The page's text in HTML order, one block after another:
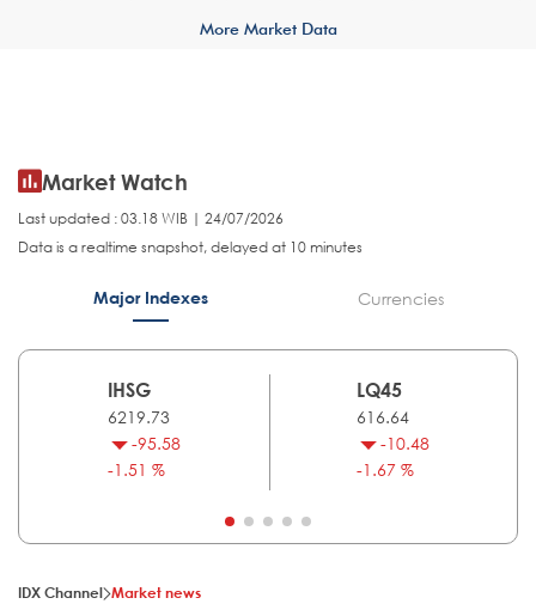
More Market Data
Market Watch
Last updated : 03.18 WIB | 24/07/2026
Data is a realtime snapshot, delayed at 10 minutes
Major Indexes Currencies
IHSG
6219.73
-95.58
-1.51 %
LQ45
616.64
-10.48
-1.67 %
IDX Channel Market news